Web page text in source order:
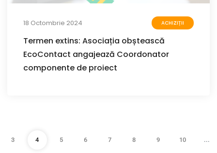
18 Octombrie 2024 ACHIZIȚII
Termen extins: Asociația obștească
EcoContact angajează Coordonator
componente de proiect
3 4 5 6 7 8 9 10 ...